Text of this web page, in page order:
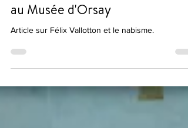
Félix Vallotton et les nabis suisses
au Musée d'Orsay
Article sur Félix Vallotton et le nabisme.